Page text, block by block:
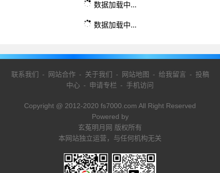
数据加载中...
数据加载中...
联系我们 - 网站合作- 关于我们 - 网站地图 - 给我留言 - 投稿
中心 - 申请专栏 - 手机访问
Copyright @ 2012-2020 fs7000.com All Right Reserved
Powered by
玄菟明月网 版权所有
本网站独立运营，与任何机构无关